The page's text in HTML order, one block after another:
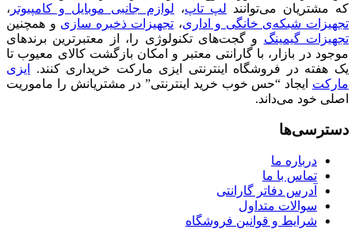
که مشتریان می‌توانند لپ تاپ، لوازم جانبی موبایل و کامپیوتر ،
تجهیزات شبکه‌ی خانگی و اداری، تجهیزات ذخیره سازی و همچنین
تجهیزات گیمینگ و گجت‌های تکنولوژی را، از معتبرترین برندهای
موجود در بازار، با گارانتی معتبر و امکان بازگشت کالای معیوب تا
یک هفته در فروشگاه اینترنتی ایزی مارکت خریداری کنند.
ایزی
مارکت ایجاد “حس خوب خرید اینترنتی” در مشتریانش را ماموریت
اصلی خود می‌داند.
دسترسی‌ها
درباره ما
تماس با ما
آدرس دفاتر گارانتی
سوالات متداول
شرایط و قوانین فروشگاه